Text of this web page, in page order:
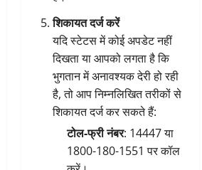
शिकायत दर्ज करें
यदि स्टेटस में कोई अपडेट नहीं
दिखता या आपको लगता है कि
भुगतान में अनावश्यक देरी हो रही
है, तो आप निम्नलिखित तरीकों से
शिकायत दर्ज कर सकते हैं:
टोल-फ्री नंबर: 14447 या
1800-180-1551 पर कॉल